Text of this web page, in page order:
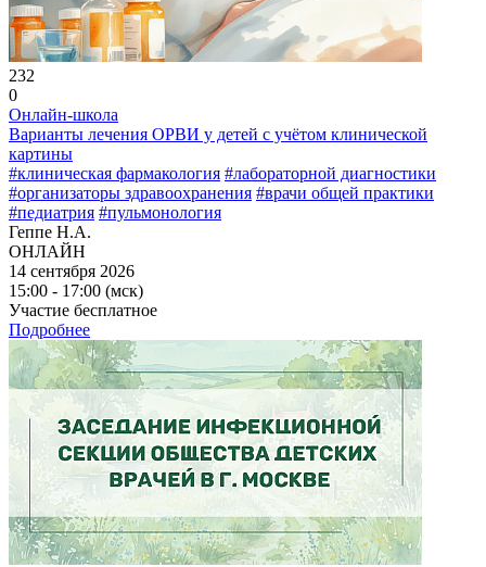
232
0
Онлайн-школа
Варианты лечения ОРВИ у детей с учётом клинической
картины
#клиническая фармакология #лабораторной диагностики
#организаторы здравоохранения #врачи общей практики
#педиатрия #пульмонология
Геппе Н.А.
ОНЛАЙН
14 сентября 2026
15:00 - 17:00 (мск)
Участие бесплатное
Подробнее